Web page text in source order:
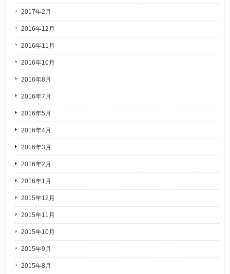
2017年2月
2016年12月
2016年11月
2016年10月
2016年8月
2016年7月
2016年5月
2016年4月
2016年3月
2016年2月
2016年1月
2015年12月
2015年11月
2015年10月
2015年9月
2015年8月